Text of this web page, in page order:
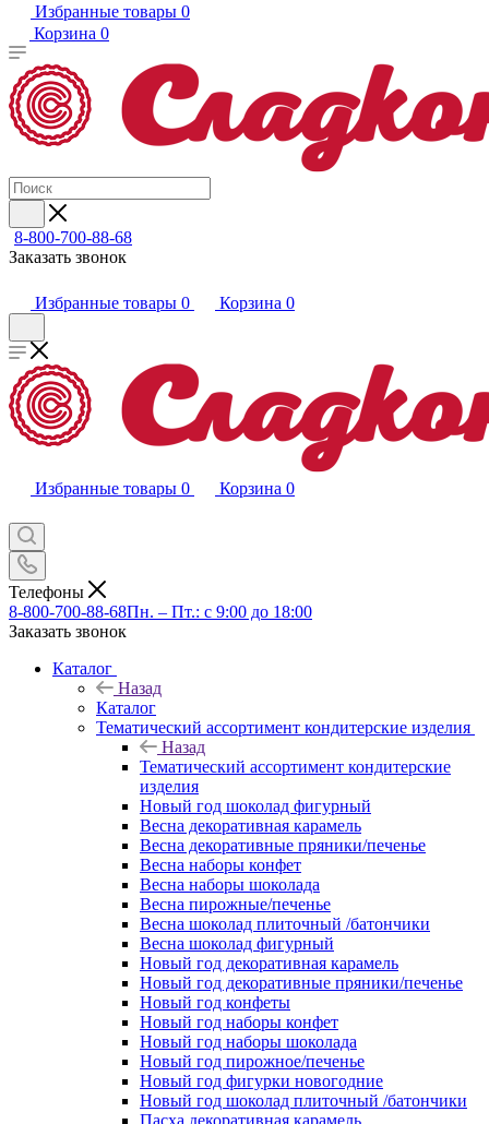
Избранные товары 0
Корзина 0
8-800-700-88-68
Заказать звонок
Избранные товары 0 Корзина 0
Избранные товары 0 Корзина 0
Телефоны
8-800-700-88-68Пн. – Пт.: с 9:00 до 18:00
Заказать звонок
Каталог
Назад
Каталог
Тематический ассортимент кондитерские изделия
Назад
Тематический ассортимент кондитерские
изделия
Новый год шоколад фигурный
Весна декоративная карамель
Весна декоративные пряники/печенье
Весна наборы конфет
Весна наборы шоколада
Весна пирожные/печенье
Весна шоколад плиточный /батончики
Весна шоколад фигурный
Новый год декоративная карамель
Новый год декоративные пряники/печенье
Новый год конфеты
Новый год наборы конфет
Новый год наборы шоколада
Новый год пирожное/печенье
Новый год фигурки новогодние
Новый год шоколад плиточный /батончики
Пасха декоративная карамель